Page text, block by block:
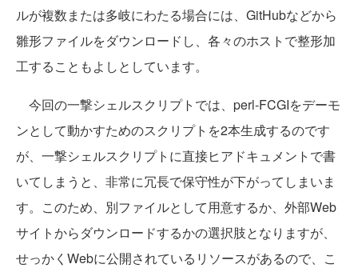
ルが複数または多岐にわたる場合には、GitHubなどから
雛形ファイルをダウンロードし、各々のホストで整形加
工することもよしとしています。
今回の一撃シェルスクリプトでは、perl-FCGIをデーモ
ンとして動かすためのスクリプトを2本生成するのです
が、一撃シェルスクリプトに直接ヒアドキュメントで書
いてしまうと、非常に冗長で保守性が下がってしまいま
す。このため、別ファイルとして用意するか、外部Web
サイトからダウンロードするかの選択肢となりますが、
せっかくWebに公開されているリソースがあるので、こ